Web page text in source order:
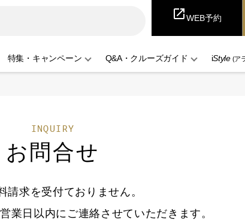
open_in_newWEB予約
特集・キャンペーン Q&A・クルーズガイド iStyle(ア
INQUIRY
お問合せ
請求を受付ておりません。
業日以内にご連絡させていただきます。